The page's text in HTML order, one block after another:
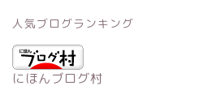
人気ブログランキング
にほんブログ村